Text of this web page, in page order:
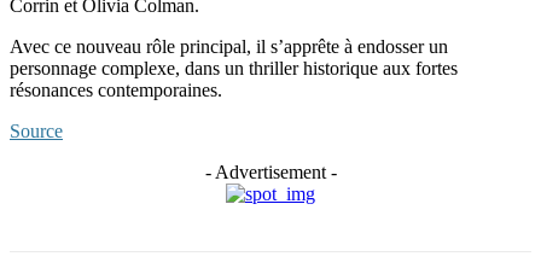
Corrin et Olivia Colman.
Avec ce nouveau rôle principal, il s’apprête à endosser un
personnage complexe, dans un thriller historique aux fortes
résonances contemporaines.
Source
- Advertisement -